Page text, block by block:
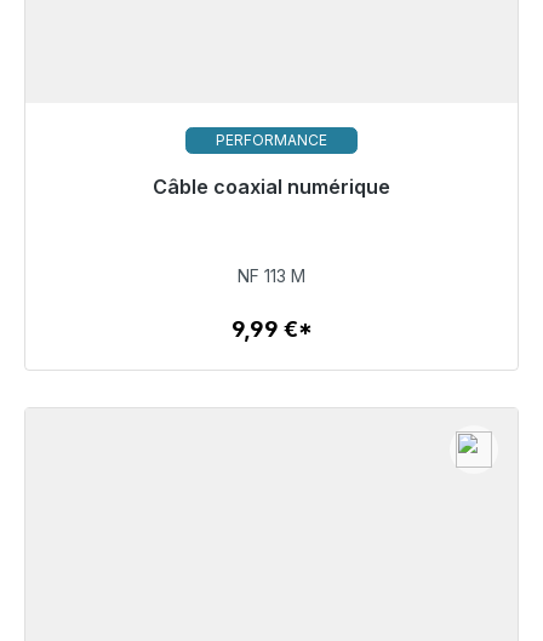
PERFORMANCE
Câble coaxial numérique
Détails
NF 113 M
9,99 €*